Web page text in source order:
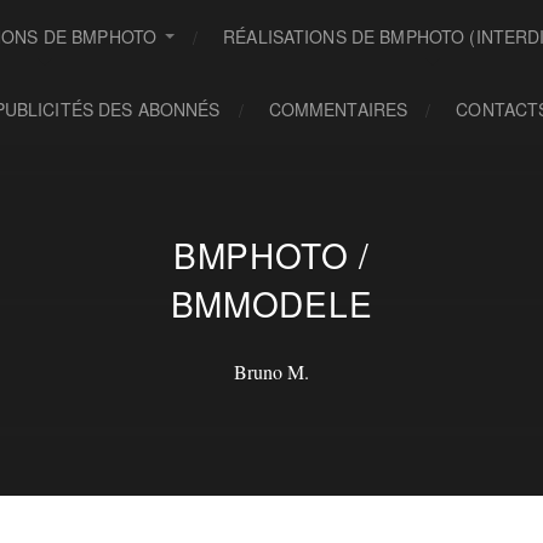
DE BMPHOTO RÉALISATIONS DE BMPHOTO
DES ABONNÉS COMMENTAIRES
BMPHOTO /
BMMODELE
Bruno M.